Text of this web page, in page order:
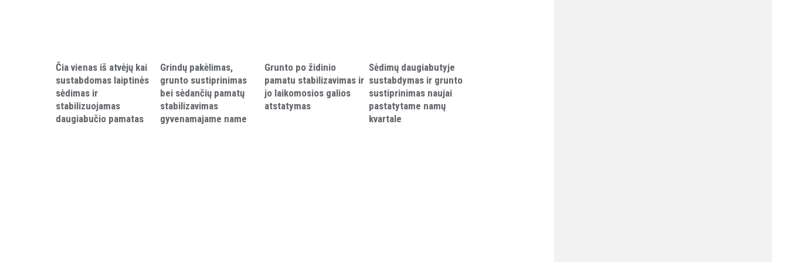
Čia vienas iš atvėjų kai
sustabdomas laiptinės
sėdimas ir
stabilizuojamas
daugiabučio pamatas
Grindų pakėlimas,
grunto sustiprinimas
bei sėdančių pamatų
stabilizavimas
gyvenamajame name
Grunto po židinio
pamatu stabilizavimas ir
jo laikomosios galios
atstatymas
Sėdimų daugiabutyje
sustabdymas ir grunto
sustiprinimas naujai
pastatytame namų
kvartale